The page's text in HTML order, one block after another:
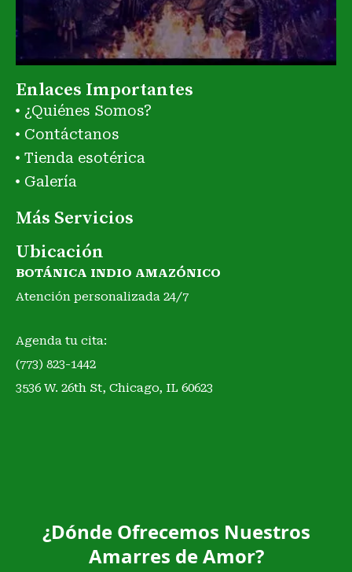
Enlaces Importantes
¿Quiénes Somos?
Contáctanos
Tienda esotérica
Galería
Más Servicios
Ubicación
BOTÁNICA INDIO AMAZÓNICO
Atención personalizada 24/7
Agenda tu cita:
(773) 823-1442
3536 W. 26th St, Chicago, IL 60623
¿Dónde Ofrecemos Nuestros
Amarres de Amor?